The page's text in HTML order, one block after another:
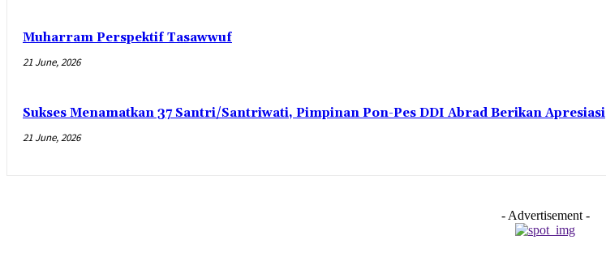
Muharram Perspektif Tasawwuf
21 June, 2026
Sukses Menamatkan 37 Santri/Santriwati, Pimpinan Pon-Pes DDI Abrad Berikan Apresiasi
21 June, 2026
- Advertisement -